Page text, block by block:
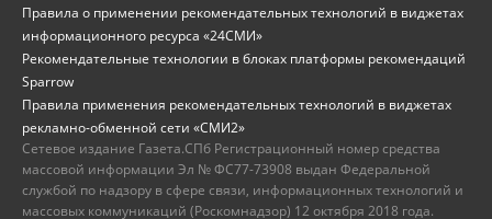
Правила о применении рекомендательных технологий в виджетах
информационного ресурса «24СМИ»
Рекомендательные технологии в блоках платформы рекомендаций
Sparrow
Правила применения рекомендательных технологий в виджетах
рекламно-обменной сети «СМИ2»
Сетевое издание Газета.СПб Регистрационный номер средства
массовой информации Эл № ФС77-73908 выдан Федеральной
службой по надзору в сфере связи, информационных технологий и
массовых коммуникаций (Роскомнадзор) 12 октября 2018 года.